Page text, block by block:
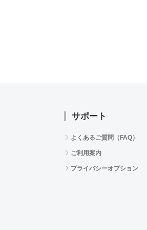
サポート
よくあるご質問（FAQ）
ご利用案内
プライバシーオプション